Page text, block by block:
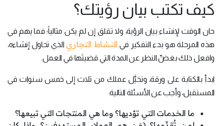
كيف تكتب بيان رؤيتك؟
حان الوقت لإنشاء بيان الرؤية، ولا تقلق إن لم يكن مثالياً؛ فما يهم في
هذه المرحلة هو بدء التفكير في النشاط التجاري الذي تحاول إنشاءه،
وافعل ذلك بغضِّ النظر عن المدة التي قضيتَها في العمل.
ابدأ بالكتابة على ورقة، وتخيَّل عملك من ثلاث إلى خمس سنوات في
المستقبل، وأجب عن الأسئلة التالية:
ما الخدمات التي تؤديها؟ وما هي المنتجات التي تبيعها؟